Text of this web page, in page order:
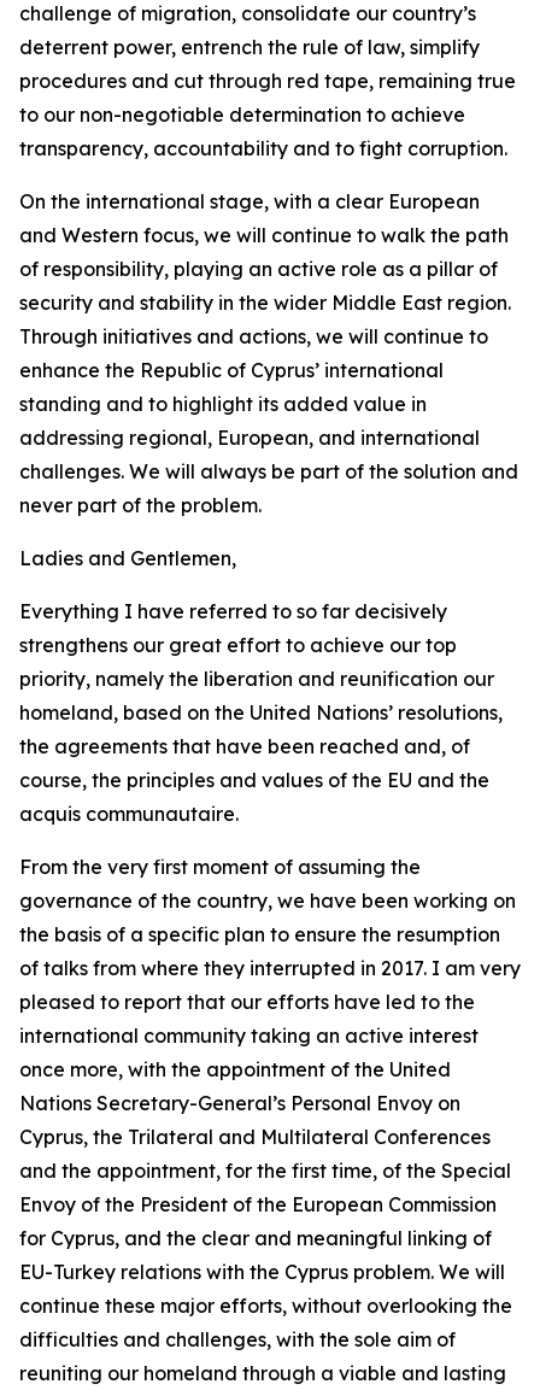
challenge of migration, consolidate our country’s
deterrent power, entrench the rule of law, simplify
procedures and cut through red tape, remaining true
to our non-negotiable determination to achieve
transparency, accountability and to fight corruption.
On the international stage, with a clear European
and Western focus, we will continue to walk the path
of responsibility, playing an active role as a pillar of
security and stability in the wider Middle East region.
Through initiatives and actions, we will continue to
enhance the Republic of Cyprus’ international
standing and to highlight its added value in
addressing regional, European, and international
challenges. We will always be part of the solution and
never part of the problem.
Ladies and Gentlemen,
Everything I have referred to so far decisively
strengthens our great effort to achieve our top
priority, namely the liberation and reunification our
homeland, based on the United Nations’ resolutions,
the agreements that have been reached and, of
course, the principles and values of the EU and the
acquis communautaire.
From the very first moment of assuming the
governance of the country, we have been working on
the basis of a specific plan to ensure the resumption
of talks from where they interrupted in 2017. I am very
pleased to report that our efforts have led to the
international community taking an active interest
once more, with the appointment of the United
Nations Secretary-General’s Personal Envoy on
Cyprus, the Trilateral and Multilateral Conferences
and the appointment, for the first time, of the Special
Envoy of the President of the European Commission
for Cyprus, and the clear and meaningful linking of
EU-Turkey relations with the Cyprus problem. We will
continue these major efforts, without overlooking the
difficulties and challenges, with the sole aim of
reuniting our homeland through a viable and lasting